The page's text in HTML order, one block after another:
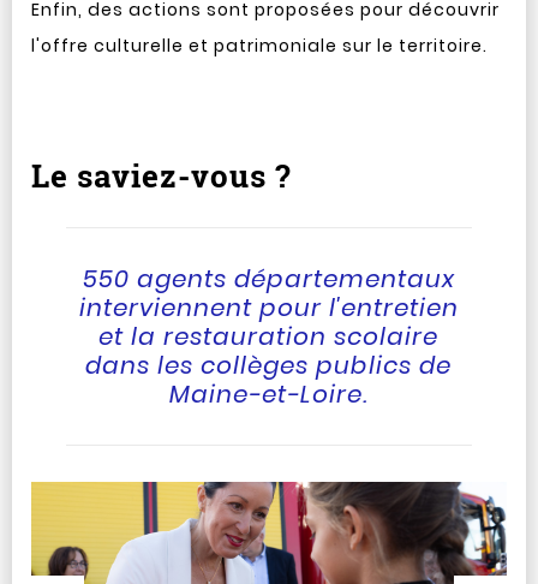
Enfin, des actions sont proposées pour découvrir
l'offre culturelle et patrimoniale sur le territoire.
Le saviez-vous ?
550 agents départementaux
interviennent pour l'entretien
et la restauration scolaire
dans les collèges publics de
Maine-et-Loire.